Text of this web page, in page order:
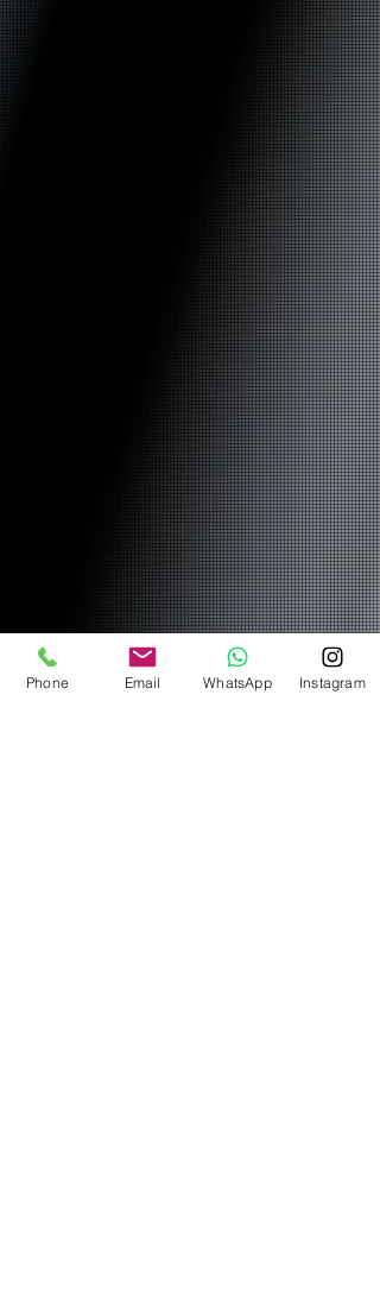
Phone Email WhatsApp Instagram